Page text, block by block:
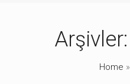
Arşivler:
Home »